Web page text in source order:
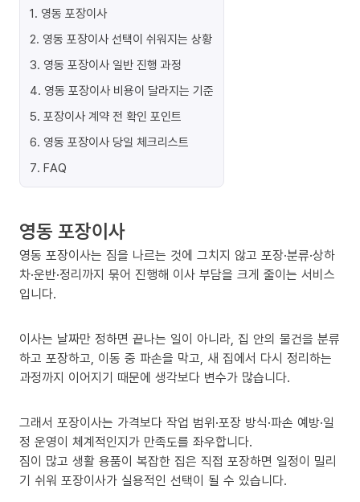
1. 영동 포장이사
2. 영동 포장이사 선택이 쉬워지는 상황
3. 영동 포장이사 일반 진행 과정
4. 영동 포장이사 비용이 달라지는 기준
5. 포장이사 계약 전 확인 포인트
6. 영동 포장이사 당일 체크리스트
7. FAQ
영동 포장이사
영동 포장이사는 짐을 나르는 것에 그치지 않고 포장·분류·상하
차·운반·정리까지 묶어 진행해 이사 부담을 크게 줄이는 서비스
입니다.
이사는 날짜만 정하면 끝나는 일이 아니라, 집 안의 물건을 분류
하고 포장하고, 이동 중 파손을 막고, 새 집에서 다시 정리하는
과정까지 이어지기 때문에 생각보다 변수가 많습니다.
그래서 포장이사는 가격보다 작업 범위·포장 방식·파손 예방·일
정 운영이 체계적인지가 만족도를 좌우합니다.
짐이 많고 생활 용품이 복잡한 집은 직접 포장하면 일정이 밀리
기 쉬워 포장이사가 실용적인 선택이 될 수 있습니다.